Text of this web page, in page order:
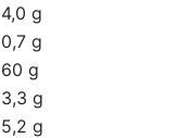
4,0 g
0,7 g
60 g
3,3 g
5,2 g